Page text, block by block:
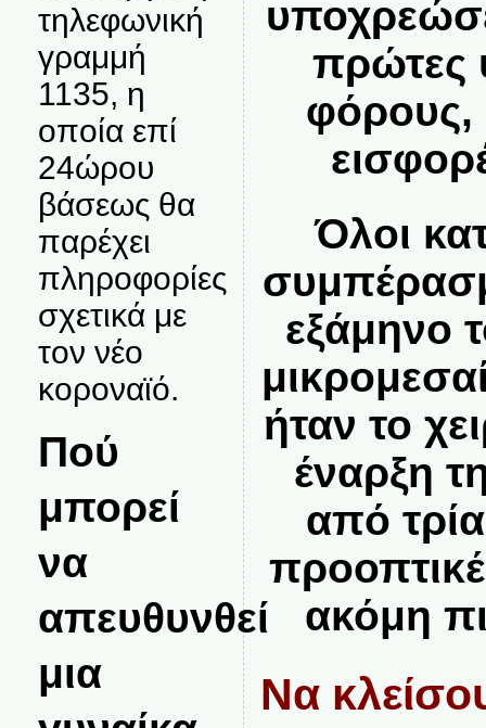
τηλεφωνική
γραμμή
1135, η
οποία επί
24ώρου
βάσεως θα
παρέχει
πληροφορίες
σχετικά με
τον νέο
κοροναϊό.
Πού
μπορεί
να
απευθυνθεί
μια
πρώτες
φόρους,
Όλοι
εξάμηνο
ήταν το
έναρξη
από
ακόμη
Να